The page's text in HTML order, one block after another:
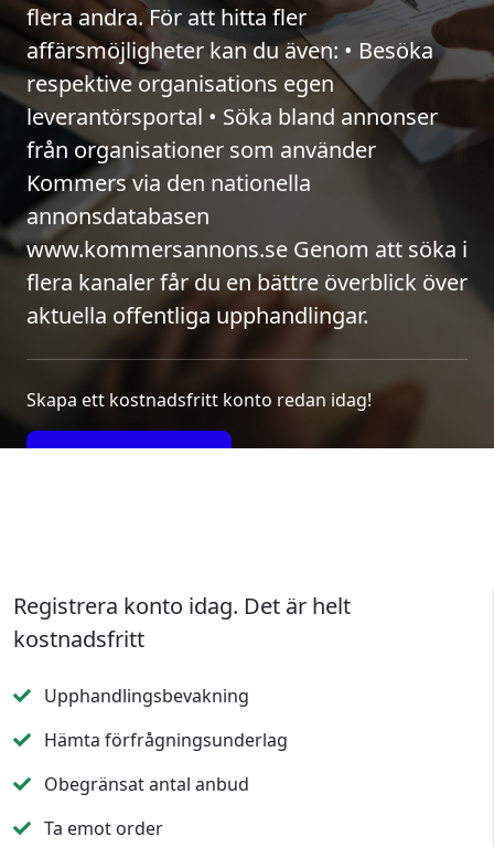
flera andra. För att hitta fler
affärsmöjligheter kan du även: • Besöka
respektive organisations egen
leverantörsportal • Söka bland annonser
från organisationer som använder
Kommers via den nationella
annonsdatabasen
www.kommersannons.se Genom att söka i
flera kanaler får du en bättre överblick över
aktuella offentliga upphandlingar.
Skapa ett kostnadsfritt konto redan idag!
Vill du veta mer?
Registrera konto idag. Det är helt
kostnadsfritt
Upphandlingsbevakning
Hämta förfrågningsunderlag
Obegränsat antal anbud
Ta emot order